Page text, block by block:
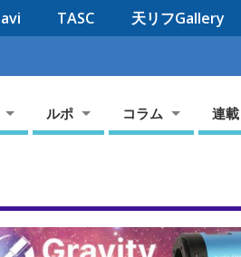
TASC 天リフGallery
ルポ コラム 連載